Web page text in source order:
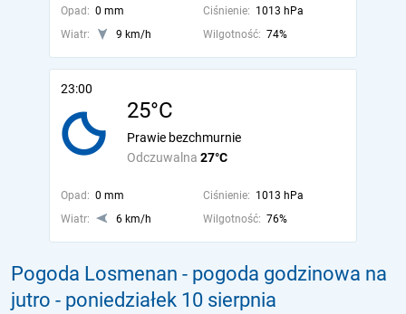
Opad: 0 mm Ciśnienie: 1013 hPa
Wiatr:
9 km/h Wilgotność: 74%
23:00
25°C
Odczuwalna 27°C
Prawie bezchmurnie
Opad: 0 mm Ciśnienie: 1013 hPa
Wiatr:
6 km/h Wilgotność: 76%
Pogoda Losmenan - pogoda godzinowa na
jutro - poniedziałek 10 sierpnia